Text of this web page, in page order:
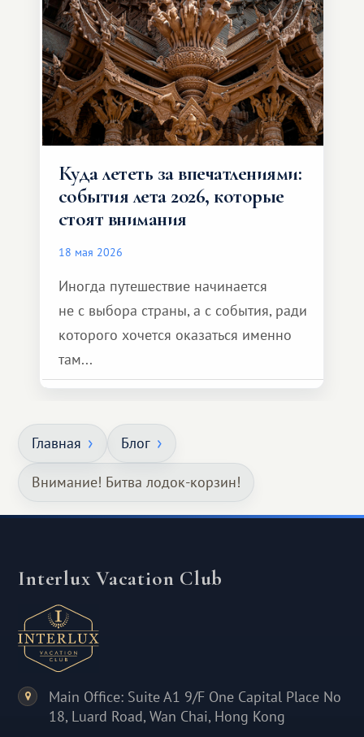
способен подарить совершенно иной
формат путешествия.
Куда лететь за впечатлениями:
события лета 2026, которые
стоят внимания
18 мая 2026
Иногда путешествие начинается
не с выбора страны, а с события, ради
которого хочется оказаться именно
там...
Главная Блог
Внимание! Битва лодок-корзин!
Interlux Vacation Club
Main Office: Suite A1 9/F One Capital Place No
18, Luard Road, Wan Chai, Hong Kong